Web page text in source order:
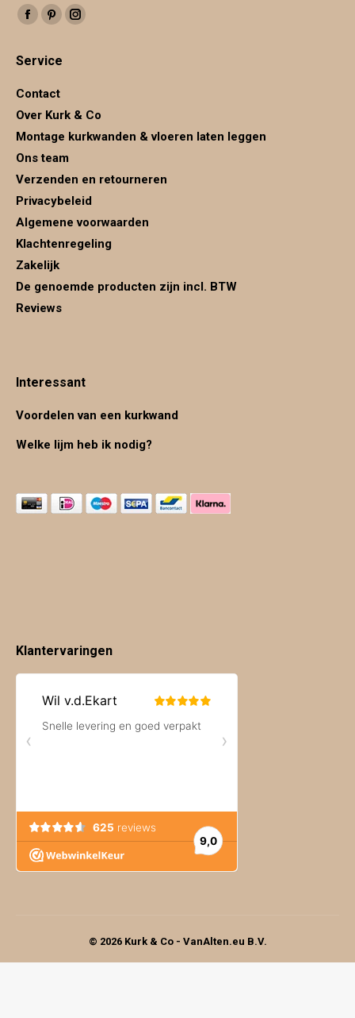
Vind ons op:
Facebook
opens
Pinterest
opens
Instagram
Service
Contact
Over Kurk & Co
Montage kurkwanden & vloeren laten leggen
Ons team
Verzenden en retourneren
Privacybeleid
Algemene voorwaarden
Klachtenregeling
Zakelijk
De genoemde producten zijn incl. BTW
Reviews
Interessant
Voordelen van een kurkwand
Welke lijm heb ik nodig?
Klantervaringen
© 2026 Kurk & Co - VanAlten.eu B.V.